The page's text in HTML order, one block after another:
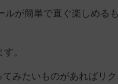
ルが簡単で直ぐ楽しめる
。
みたいものがあればリ